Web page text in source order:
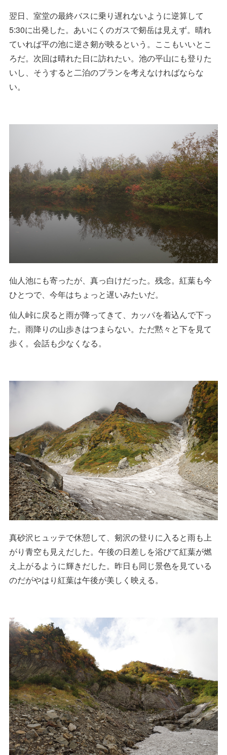
翌日、室堂の最終バスに乗り遅れないように逆算して
5:30に出発した。あいにくのガスで剱岳は見えず。晴れ
ていれば平の池に逆さ剱が映るという。ここもいいとこ
ろだ。次回は晴れた日に訪れたい。池の平山にも登りた
いし、そうすると二泊のプランを考えなければならな
い。
仙人池にも寄ったが、真っ白けだった。残念。紅葉も今
ひとつで、今年はちょっと遅いみたいだ。
仙人峠に戻ると雨が降ってきて、カッパを着込んで下っ
た。雨降りの山歩きはつまらない。ただ黙々と下を見て
歩く。会話も少なくなる。
真砂沢ヒュッテで休憩して、剱沢の登りに入ると雨も上
がり青空も見えだした。午後の日差しを浴びて紅葉が燃
え上がるように輝きだした。昨日も同じ景色を見ている
のだがやはり紅葉は午後が美しく映える。